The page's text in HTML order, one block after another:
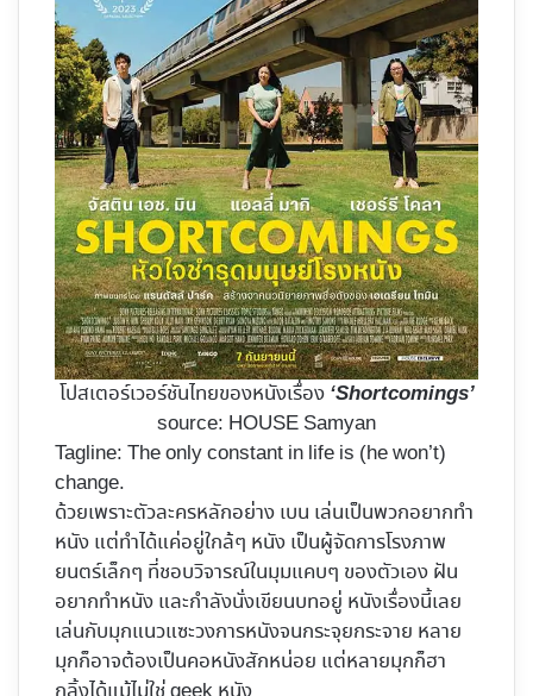
โปสเตอร์เวอร์ชันไทยของหนังเรื่อง ‘Shortcomings’
source: HOUSE Samyan
Tagline: The only constant in life is (he won’t)
change.
ด้วยเพราะตัวละครหลักอย่าง เบน เล่นเป็นพวกอยากทำ
หนัง แต่ทำได้แค่อยู่ใกล้ๆ หนัง เป็นผู้จัดการโรงภาพ
ยนตร์เล็กๆ ที่ชอบวิจารณ์ในมุมแคบๆ ของตัวเอง ฝัน
อยากทำหนัง และกำลังนั่งเขียนบทอยู่ หนังเรื่องนี้เลย
เล่นกับมุกแนวแซะวงการหนังจนกระจุยกระจาย หลาย
มุกก็อาจต้องเป็นคอหนังสักหน่อย แต่หลายมุกก็ฮา